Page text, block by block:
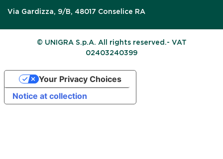
Via Gardizza, 9/B, 48017 Conselice RA
© UNIGRA S.p.A. All rights reserved.- VAT
02403240399
Notice at collection
Your Privacy Choices